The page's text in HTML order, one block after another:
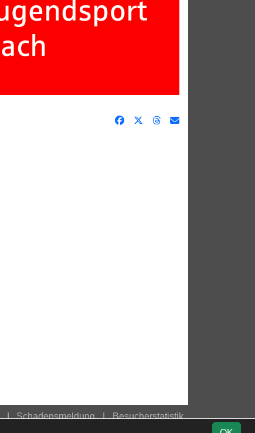
Schadensmeldung
Besucherstatistik